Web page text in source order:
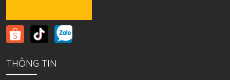
THÔNG TIN